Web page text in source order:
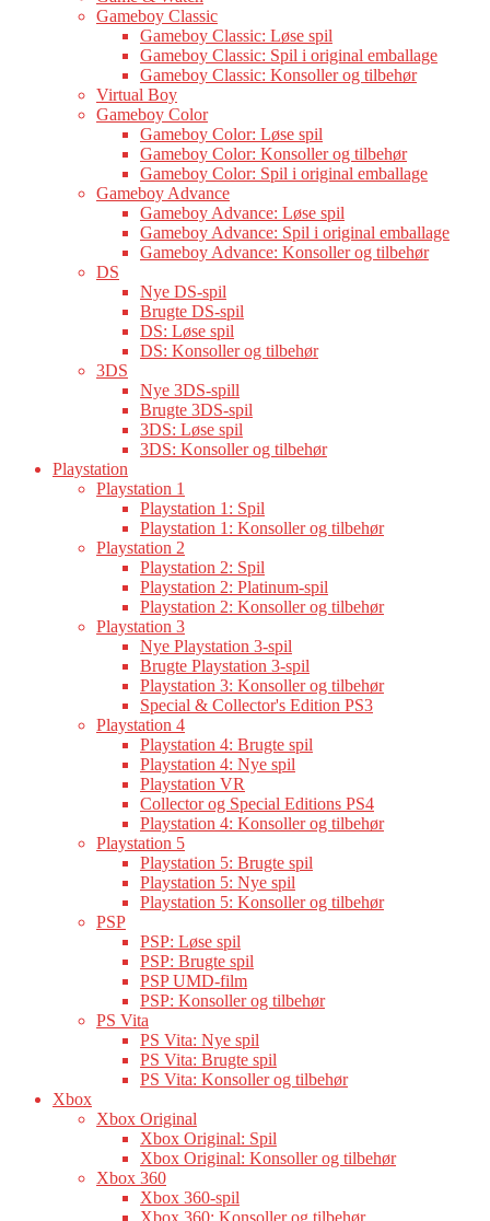
Gameboy Classic
Gameboy Classic: Løse spil
Gameboy Classic: Spil i original emballage
Gameboy Classic: Konsoller og tilbehør
Virtual Boy
Gameboy Color
Gameboy Color: Løse spil
Gameboy Color: Konsoller og tilbehør
Gameboy Color: Spil i original emballage
Gameboy Advance
Gameboy Advance: Løse spil
Gameboy Advance: Spil i original emballage
Gameboy Advance: Konsoller og tilbehør
DS
Nye DS-spil
Brugte DS-spil
DS: Løse spil
DS: Konsoller og tilbehør
3DS
Nye 3DS-spill
Brugte 3DS-spil
3DS: Løse spil
3DS: Konsoller og tilbehør
Playstation
Playstation 1
Playstation 1: Spil
Playstation 1: Konsoller og tilbehør
Playstation 2
Playstation 2: Spil
Playstation 2: Platinum-spil
Playstation 2: Konsoller og tilbehør
Playstation 3
Nye Playstation 3-spil
Brugte Playstation 3-spil
Playstation 3: Konsoller og tilbehør
Special & Collector's Edition PS3
Playstation 4
Playstation 4: Brugte spil
Playstation 4: Nye spil
Playstation VR
Collector og Special Editions PS4
Playstation 4: Konsoller og tilbehør
Playstation 5
Playstation 5: Brugte spil
Playstation 5: Nye spil
Playstation 5: Konsoller og tilbehør
PSP
PSP: Løse spil
PSP: Brugte spil
PSP UMD-film
PSP: Konsoller og tilbehør
PS Vita
PS Vita: Nye spil
PS Vita: Brugte spil
PS Vita: Konsoller og tilbehør
Xbox
Xbox Original
Xbox Original: Spil
Xbox Original: Konsoller og tilbehør
Xbox 360
Xbox 360-spil